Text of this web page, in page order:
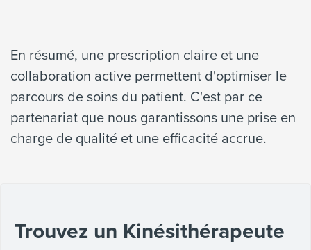
En résumé, une prescription claire et une
collaboration active permettent d'optimiser le
parcours de soins du patient. C'est par ce
partenariat que nous garantissons une prise en
charge de qualité et une efficacité accrue.
Trouvez un Kinésithérapeute